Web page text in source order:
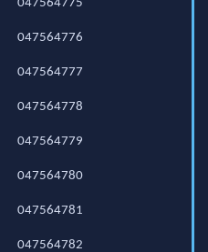
047564775
047564776
047564777
047564778
047564779
047564780
047564781
047564782